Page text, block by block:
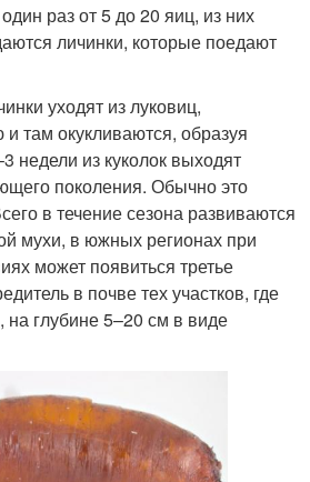
раз от 5 до 20 яиц, из них
личинки, которые поедают
уходят из луковиц,
там окукливаются, образуя
недели из куколок выходят
поколения. Обычно это
в течение сезона развиваются
мухи, в южных регионах при
может появиться третье
в почве тех участков, где
на глубине 5–20 см в виде